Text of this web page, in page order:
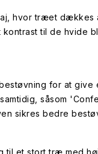
hvor træet dækkes
til de hvide
for at
såsom
sikres bedre
et stort træ med